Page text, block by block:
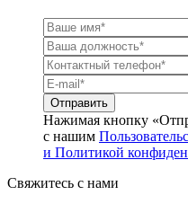
Нажимая кнопку
с нашим
и Политикой
Свяжитесь с нами